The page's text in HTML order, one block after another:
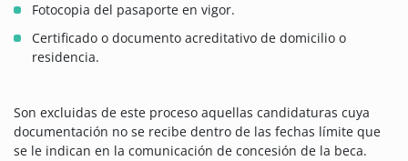
Fotocopia del pasaporte en vigor.
Certificado o documento acreditativo de domicilio o
residencia.
Son excluidas de este proceso aquellas candidaturas cuya
documentación no se recibe dentro de las fechas límite que
se le indican en la comunicación de concesión de la beca.